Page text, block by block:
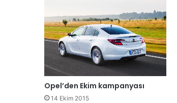
Opel’den Ekim kampanyası
14 Ekim 2015